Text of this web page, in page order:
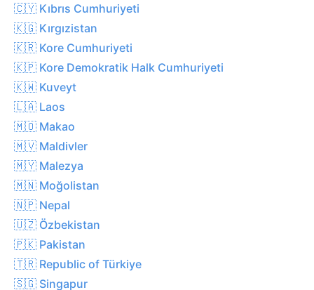
🇨🇾 Kıbrıs Cumhuriyeti
🇰🇬 Kırgızistan
🇰🇷 Kore Cumhuriyeti
🇰🇵 Kore Demokratik Halk Cumhuriyeti
🇰🇼 Kuveyt
🇱🇦 Laos
🇲🇴 Makao
🇲🇻 Maldivler
🇲🇾 Malezya
🇲🇳 Moğolistan
🇳🇵 Nepal
🇺🇿 Özbekistan
🇵🇰 Pakistan
🇹🇷 Republic of Türkiye
🇸🇬 Singapur